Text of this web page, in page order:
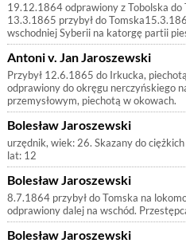
19.12.1864 odprawiony z Tobolska do
13.3.1865 przybył do
wschodniej Syberii na katorgę partii
Antoni v. Jan Jaroszewski
Przybył 12.6.1865 do Irkucka,
odprawiony do okręgu nerczyńskiego
przemysłowym, piechotą w okowach.
Bolesław Jaroszewski
urzędnik, wiek: 26. Skazany do
lat: 12
Bolesław Jaroszewski
8.7.1864 przybył do Tomska na
odprawiony dalej na wschód.
Bolesław Jaroszewski